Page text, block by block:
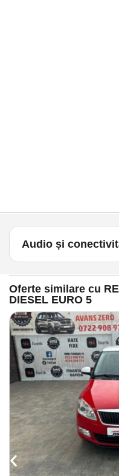
Audio și
Oferte similare cu
DIESEL EURO 5